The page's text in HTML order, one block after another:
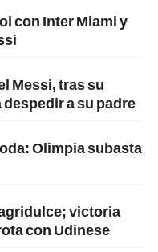
con Inter Miami y
Messi, tras su
a su padre
Olimpia subasta
victoria
con Udinese